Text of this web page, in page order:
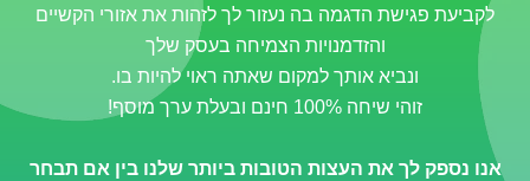
לקביעת פגישת הדגמה בה נעזור לך לזהות את אזורי הקשיים
והזדמנויות הצמיחה בעסק שלך
ונביא אותך למקום שאתה ראוי להיות בו.
זוהי שיחה 100% חינם ובעלת ערך מוסף!
אנו נספק לך את העצות הטובות ביותר שלנו בין אם תבחר